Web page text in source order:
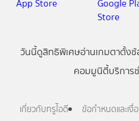
วันนี้ดูสิทธิพิเศษอ่านเกมตาตั้ง
คอมมูนิตี้บริการ
เกี่ยวกับทรูไอดี ข้อกำหนดและเงื่